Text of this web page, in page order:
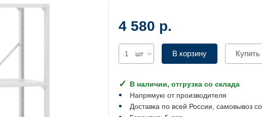
4 580 р.
шт В корзину Купить
В наличии, отгрузка со склада
Напрямую от производителя
Доставка по всей России, самовывоз